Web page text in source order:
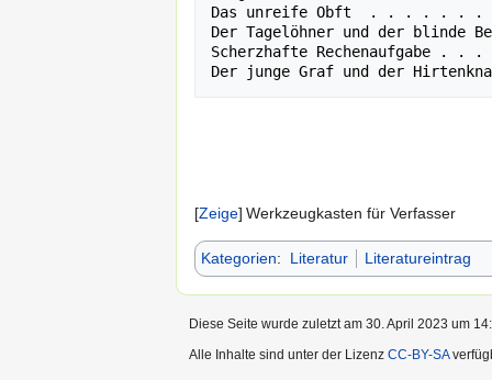
Das unreife Obft  . . . .
Der Tagelöhner und der
Scherzhafte
Zeige Werkzeugkasten für Verfasser
Kategorien: Literatur Literatureintrag
Diese Seite wurde zuletzt am 30. April 2023 um
Alle Inhalte sind unter der Lizenz CC-BY-SA